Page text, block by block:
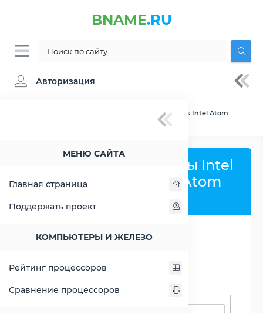
BNAME.RU
Авторизация
МЕНЮ САЙТА
Главная страница
Поддержать проект
КОМПЬЮТЕРЫ И ЖЕЛЕЗО
Рейтинг процессоров
Сравнение процессоров
» Сравнение Intel Atom C3338 vs Intel Atom
Сравнить процессоры Intel
Atom C3338 и Intel Atom
Поиск процессоров